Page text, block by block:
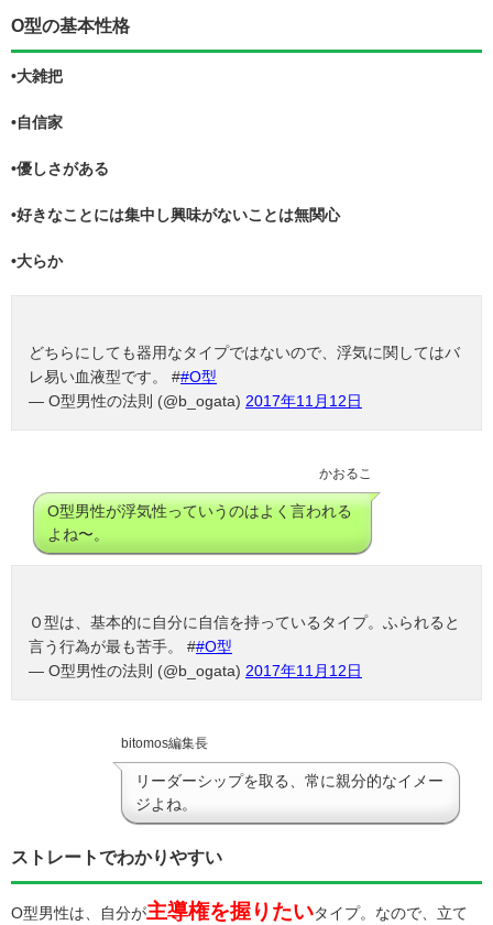
O型の基本性格
•大雑把
•自信家
•優しさがある
•好きなことには集中し興味がないことは無関心
•大らか
どちらにしても器用なタイプではないので、浮気に関してはバ
レ易い血液型です。 ##O型
— O型男性の法則 (@b_ogata) 2017年11月12日
かおるこ
O型男性が浮気性っていうのはよく言われる
よね〜。
Ｏ型は、基本的に自分に自信を持っているタイプ。ふられると
言う行為が最も苦手。 ##O型
— O型男性の法則 (@b_ogata) 2017年11月12日
bitomos編集長
リーダーシップを取る、常に親分的なイメー
ジよね。
ストレートでわかりやすい
O型男性は、自分が主導権を握りたいタイプ。なので、立て